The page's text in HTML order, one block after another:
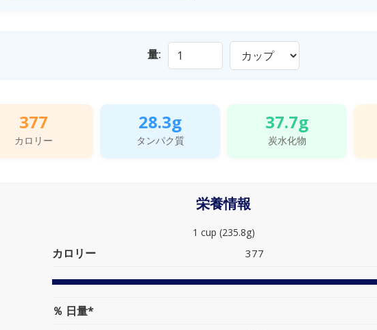
量:
377
カロリー
28.3g
タンパク質
37.7g
炭水化物
栄養情報
1 cup (235.8g)
カロリー 377
％ 日量*